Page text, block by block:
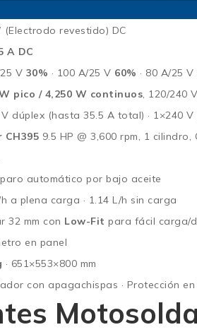
(Electrodo revestido) DC
A DC
V 30% · 100 A/25 V 60% · 80 A/25 V
pico / 4,250 W continuos, 120/240
dúplex (hasta 35.5 A total) · 1×240 V
CH395 9.5 HP @ 3,600 rpm, 1 cilindro,
paro automático por bajo aceite
a plena carga · 1.14 L/h sin carga
32 mm con Low-Fit para fácil carga/
en panel
· 651×553×800 mm
con apagachispas · Protección en